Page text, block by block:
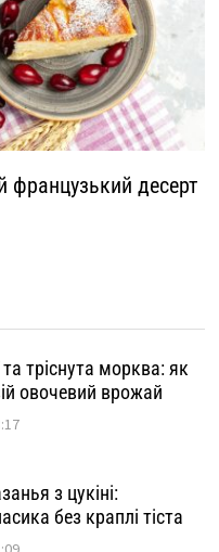
французький десерт
та тріснута морква: як
овочевий врожай
з цукіні:
без краплі тіста